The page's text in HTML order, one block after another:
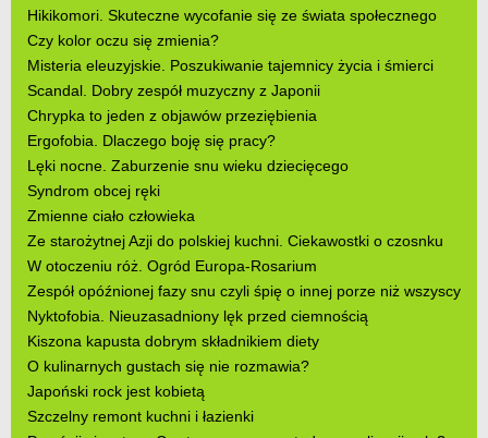
Hikikomori. Skuteczne wycofanie się ze świata społecznego
Czy kolor oczu się zmienia?
Misteria eleuzyjskie. Poszukiwanie tajemnicy życia i śmierci
Scandal. Dobry zespół muzyczny z Japonii
Chrypka to jeden z objawów przeziębienia
Ergofobia. Dlaczego boję się pracy?
Lęki nocne. Zaburzenie snu wieku dziecięcego
Syndrom obcej ręki
Zmienne ciało człowieka
Ze starożytnej Azji do polskiej kuchni. Ciekawostki o czosnku
W otoczeniu róż. Ogród Europa-Rosarium
Zespół opóźnionej fazy snu czyli śpię o innej porze niż wszyscy
Nyktofobia. Nieuzasadniony lęk przed ciemnością
Kiszona kapusta dobrym składnikiem diety
O kulinarnych gustach się nie rozmawia?
Japoński rock jest kobietą
Szczelny remont kuchni i łazienki